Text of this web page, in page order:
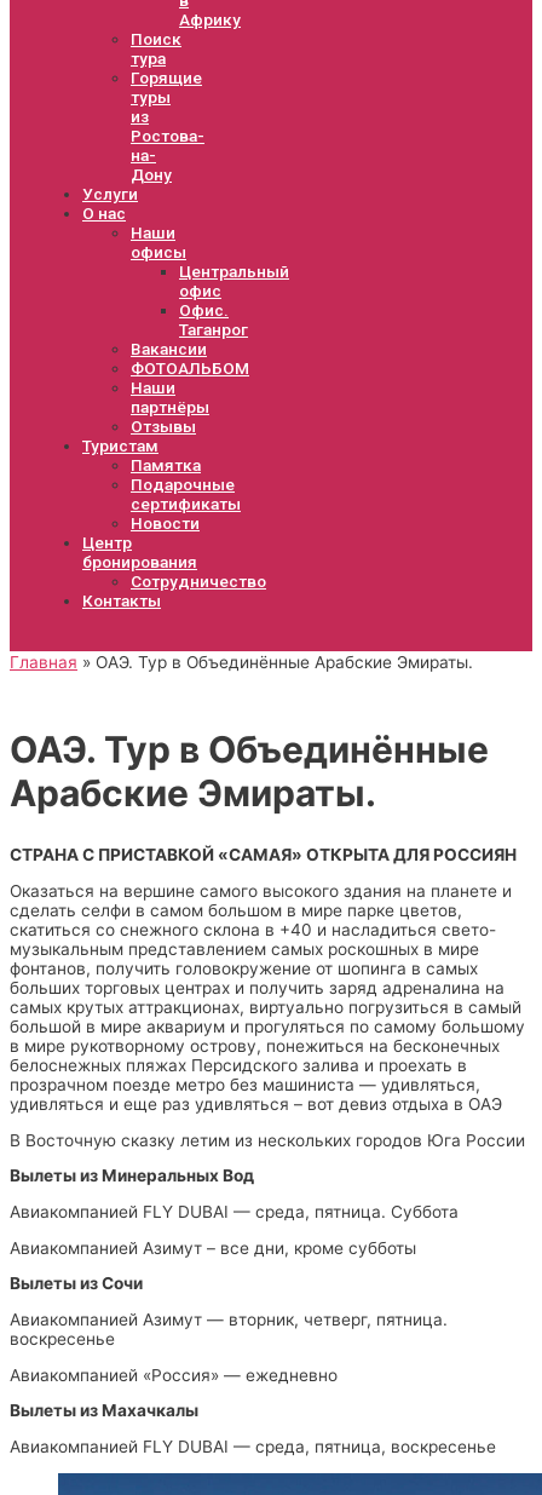
Африку
Поиск
тура
Горящие
туры
из
Ростова-
на-
Дону
Услуги
О нас
Наши
офисы
Центральный
офис
Офис.
Таганрог
Вакансии
ФОТОАЛЬБОМ
Наши
партнёры
Отзывы
Туристам
Памятка
Подарочные
сертификаты
Новости
Центр
бронирования
Сотрудничество
Контакты
Главная ОАЭ. Тур в Объединённые Арабские Эмираты.
ОАЭ. Тур в Объединённые
Арабские Эмираты.
СТРАНА С ПРИСТАВКОЙ «САМАЯ» ОТКРЫТА ДЛЯ РОССИЯН
Оказаться на вершине самого высокого здания на планете и
сделать селфи в самом большом в мире парке цветов,
скатиться со снежного склона в +40 и насладиться свето-
музыкальным представлением самых роскошных в мире
фонтанов, получить головокружение от шопинга в самых
больших торговых центрах и получить заряд адреналина на
самых крутых аттракционах, виртуально погрузиться в самый
большой в мире аквариум и прогуляться по самому большому
в мире рукотворному острову, понежиться на бесконечных
белоснежных пляжах Персидского залива и проехать в
прозрачном поезде метро без машиниста — удивляться,
удивляться и еще раз удивляться – вот девиз отдыха в ОАЭ
В Восточную сказку летим из нескольких городов Юга России
Вылеты из Минеральных Вод
Авиакомпанией FLY DUBAI — среда, пятница. Суббота
Авиакомпанией Азимут – все дни, кроме субботы
Вылеты из Сочи
Авиакомпанией Азимут — вторник, четверг, пятница.
воскресенье
Авиакомпанией «Россия» — ежедневно
Вылеты из Махачкалы
Авиакомпанией FLY DUBAI — среда, пятница, воскресенье